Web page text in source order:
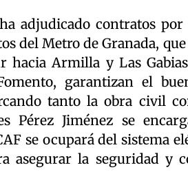
adjudicado contratos
del Metro de Granada,
hacia Armilla y Las
garantizan el
tanto la obra civil
Pérez Jiménez se
se ocupará del sistema
asegurar la seguridad y